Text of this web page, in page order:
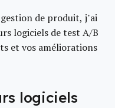
de produit, j’ai
logiciels de test A/B
et vos améliorations
logiciels